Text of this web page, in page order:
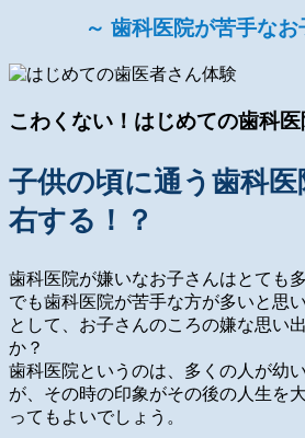
～ 歯科医院が苦手なお
こわくない！はじめての歯科
子供の頃に通う歯科
右する！？
歯科医院が嫌いなお子さんはとても
でも歯科医院が苦手な方が多いと思
として、お子さんのころの嫌な思い
か？
歯科医院というのは、多くの人が幼
が、その時の印象がその後の人生を
ってもよいでしょう。